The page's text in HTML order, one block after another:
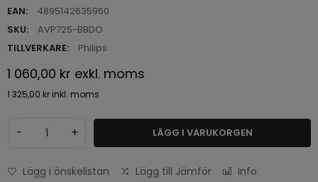
EAN:
4895142635960
SKU:
AVP725-BBDO
TILLVERKARE:
Philips
1 060,00 kr exkl. moms
1 325,00 kr inkl. moms
- + LÄGG I VARUKORGEN
Lägg i önskelistan Lägg till Jämför Info